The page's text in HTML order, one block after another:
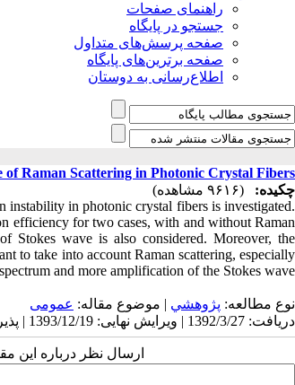
راهنمای صفحات
جستجو در پایگاه
صفحه پرسش‌های متداول
صفحه برترین‌های پایگاه
اطلاع‌رسانی به دوستان
Raman Scattering in Photonic Crystal Fibers
چکیده:
(۹۶۱۶ مشاهده)
instability in photonic crystal fibers is investigated.
efficiency for two cases, with and without Raman
Stokes wave is also considered. Moreover, the
to take into account Raman scattering, especially
and more amplification of the Stokes wave.
نوع مطالعه: پژوهشي | موضوع مقاله: عمومى
دریافت: 1392/3/27 | ویرایش نهایی: 1393/12/19 | پذیرش: 1393/12/19 | انتشار: 1393/12/19
ارسال نظر درباره این